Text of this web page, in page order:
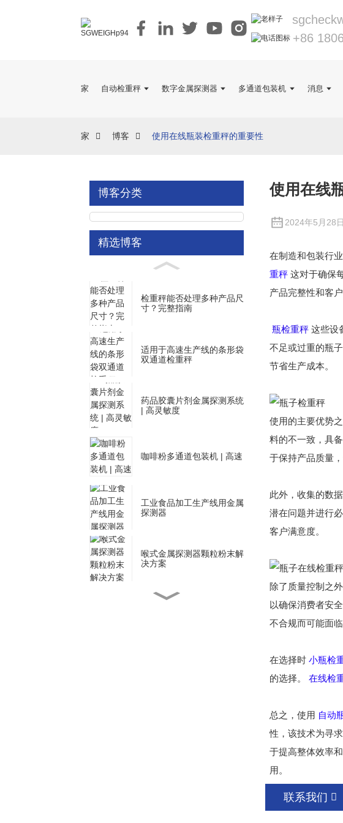
+86
家 自动检重秤 数字金属探测器 多通道包装机 消息
家 博客 使用在线瓶装检重秤的重要性
博客分类
精选博客
检重秤能否处理多种产品尺
寸？完整指南
适用于高速生产线的条形袋
双通道检重秤
药品胶囊片剂金属探测系统
| 高灵敏度
咖啡粉多通道包装机 | 高速
工业食品加工生产线用金属
探测器
喉式金属探测器颗粒粉末解
决方案
使用在线
2024年5月28日
在制造和包装行
重秤 这对于确保
产品完整性和客
瓶检重秤 这些设
不足或过重的瓶
节省生产成本。
使用的主要优势
料的不一致，具
于保持产品质量
此外，收集的数据
潜在问题并进行
客户满意度。
除了质量控制之
以确保消费者安
不合规而可能面
在选择时 小瓶检
的选择。 在线检
总之，使用 自动
性，该技术为寻
于提高整体效率
用。
联系我们